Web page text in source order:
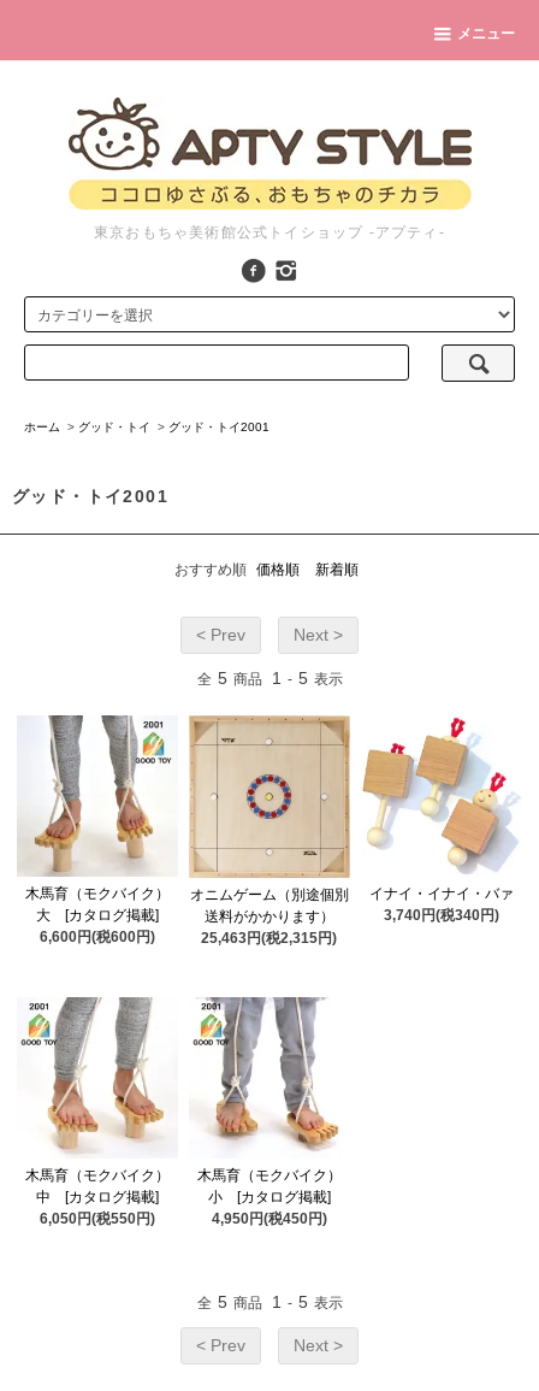
メニュー
東京おもちゃ美術館公式トイショップ -アプティ-
ホーム > グッド・トイ > グッド・トイ2001
グッド・トイ2001
おすすめ順 価格順 新着順
< Prev Next >
全 5 商品 1 - 5 表示
木馬育（モクバイク）
大 [カタログ掲載]
6,600円(税600円)
オニムゲーム（別途個別
送料がかかります）
25,463円(税2,315円)
イナイ・イナイ・バァ
3,740円(税340円)
木馬育（モクバイク）
中 [カタログ掲載]
6,050円(税550円)
木馬育（モクバイク）
小 [カタログ掲載]
4,950円(税450円)
全 5 商品 1 - 5 表示
< Prev Next >